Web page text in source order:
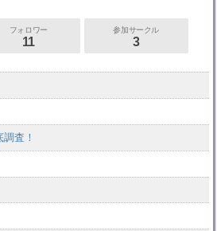
フォロワー
11
参加サークル
3
査！